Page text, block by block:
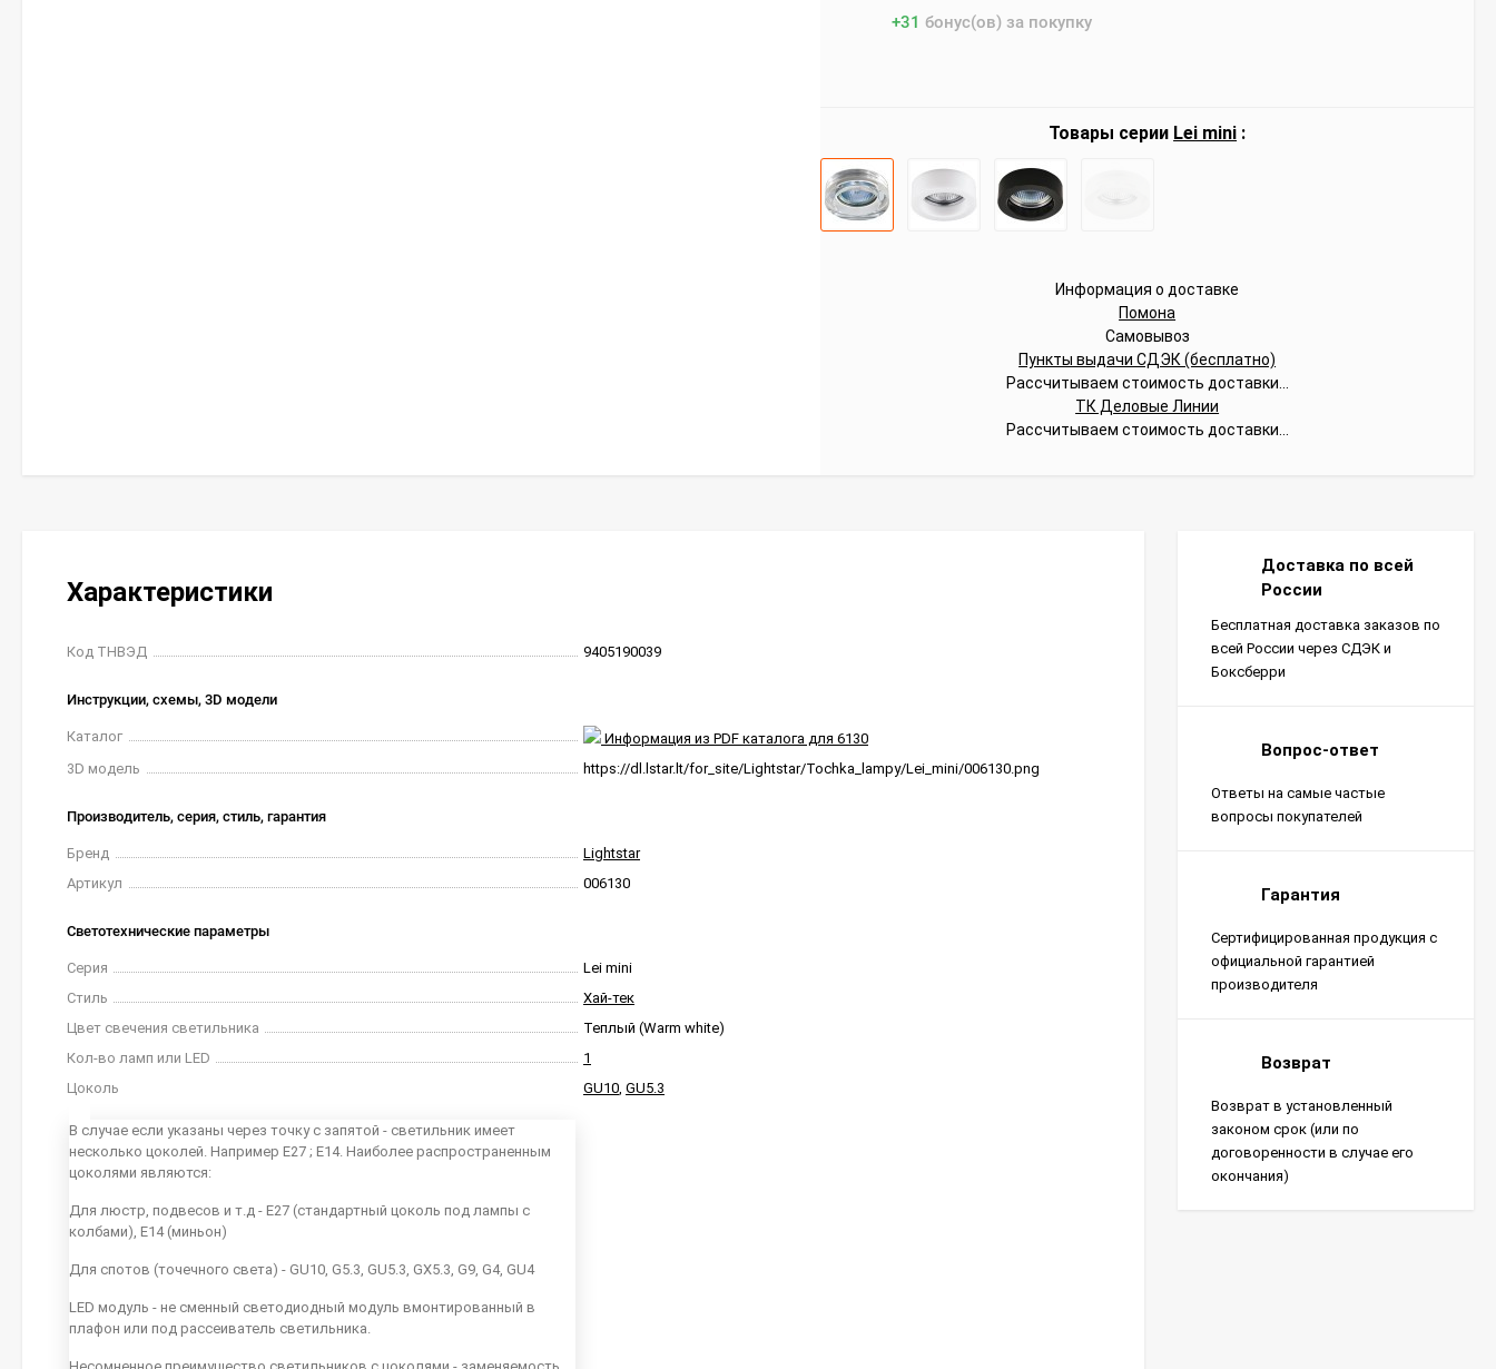
+31 бонус(ов) за покупку
Товары серии Lei mini :
Информация о доставке
Помона
Самовывоз
Пункты выдачи СДЭК (бесплатно)
Рассчитываем стоимость доставки...
ТК Деловые Линии
Рассчитываем стоимость доставки...
Характеристики
Код ТНВЭД 9405190039
Инструкции, схемы, 3D модели
Каталог
Информация из PDF каталога для 6130
3D модель
https://dl.lstar.lt/for_site/Lightstar/Tochka_lampy/Lei_mini/006130.png
Производитель, серия, стиль, гарантия
Бренд
Lightstar
Артикул
006130
Светотехнические параметры
Серия
Lei mini
Стиль
Хай-тек
Цвет свечения светильника
Теплый (Warm white)
Кол-во ламп или LED
1
Цоколь
В случае если указаны через точку с запятой - светильник имеет
несколько цоколей. Например E27 ; E14. Наиболее распространенным
цоколями являются:
Для люстр, подвесов и т.д - E27 (стандартный цоколь под лампы с
колбами), E14 (миньон)
Для спотов (точечного света) - GU10, G5.3, GU5.3, GX5.3, G9, G4, GU4
LED модуль - не сменный светодиодный модуль вмонтированный в
плафон или под рассеиватель светильника.
GU10, GU5.3
Доставка по всей
России
Бесплатная доставка заказов по
всей России через СДЭК и
Боксберри
Вопрос-ответ
Ответы на самые частые
вопросы покупателей
Гарантия
Сертифицированная продукция с
официальной гарантией
производителя
Возврат
Возврат в установленный
законом срок (или по
договоренности в случае его
окончания)